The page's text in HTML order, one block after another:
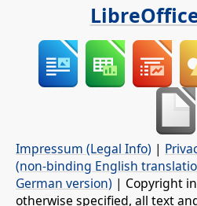
Impressum (Legal Info) |
(non-binding English
German version) | Copyright
otherwise specified, all text